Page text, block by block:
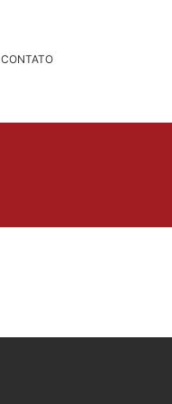
CONTATO